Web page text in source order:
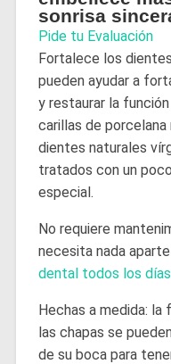
sonrisa
Pide tu Evaluación
Fortalece los
pueden ayudar a
y restaurar la
carillas de
dientes naturales
tratados con un
especial.
No requiere
necesita nada
dental todos los días
Hechas a medida:
las chapas se
de su boca para